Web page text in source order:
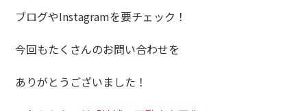
ブログやInstagramを要チェック！
今回もたくさんのお問い合わせを
ありがとうございました！